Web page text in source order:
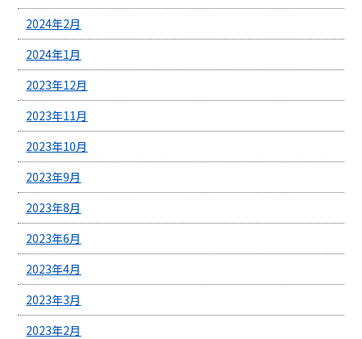
2024年2月
2024年1月
2023年12月
2023年11月
2023年10月
2023年9月
2023年8月
2023年6月
2023年4月
2023年3月
2023年2月